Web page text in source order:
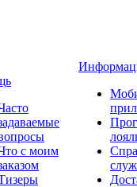
с моим